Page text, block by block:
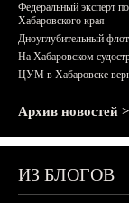
Федеральный эксперт
Хабаровского края
Дноуглубительный
На Хабаровском
ЦУМ в Хабаровске
Архив новостей
ИЗ БЛОГОВ